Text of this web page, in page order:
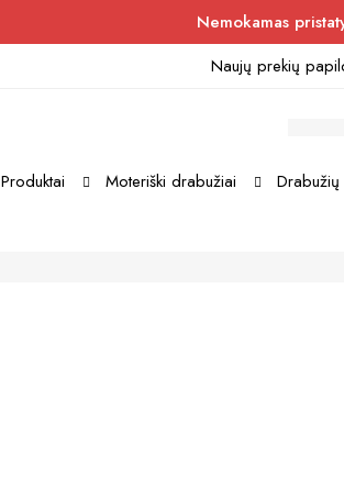
Nemokamas
Naujų prekių
Produktai Moteriški drabužiai Drabužių